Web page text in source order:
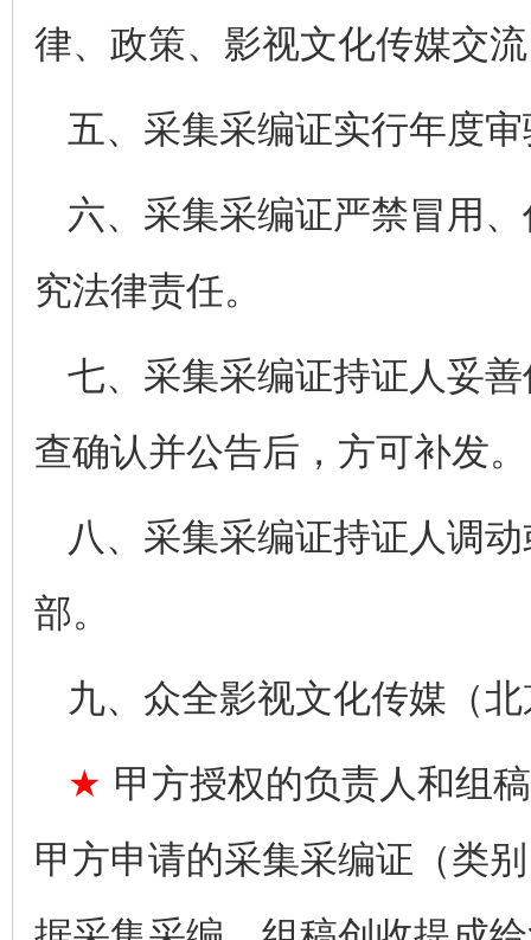
律、政策、影视文化传媒交
五、采集采编证实行年度
六、采集采编证严禁冒用
究法律责任。
七、采集采编证持证人妥
查确认并公告后，方可补发。
八、采集采编证持证人调
部。
九、众全影视文化传媒（
★ 甲方授权的负责人和组
甲方申请的采集采编证（类